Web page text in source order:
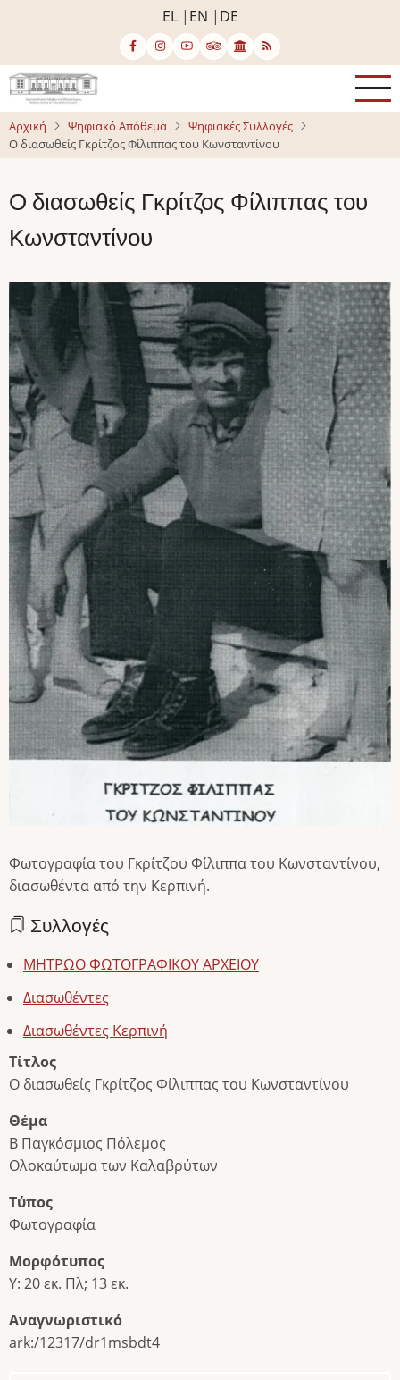
κυρίως
περιεχόμενο
EL EN DE
Αρχική Ψηφιακό Απόθεμα
Ψηφιακές Συλλογές
Ο διασωθείς Γκρίτζος Φίλιππας του Κωνσταντίνου
Ο διασωθείς Γκρίτζος Φίλιππας του
Κωνσταντίνου
Image
Φωτογραφία του Γκρίτζου Φίλιππα του Κωνσταντίνου,
διασωθέντα από την Κερπινή.
Συλλογές
ΜΗΤΡΩΟ ΦΩΤΟΓΡΑΦΙΚΟΥ ΑΡΧΕΙΟΥ
Διασωθέντες
Διασωθέντες Κερπινή
Τίτλος
Ο διασωθείς Γκρίτζος Φίλιππας του Κωνσταντίνου
Θέμα
Β Παγκόσμιος Πόλεμος
Ολοκαύτωμα των Καλαβρύτων
Τύπος
Φωτογραφία
Μορφότυπος
Υ: 20 εκ. Πλ; 13 εκ.
Αναγνωριστικό
ark:/12317/dr1msbdt4